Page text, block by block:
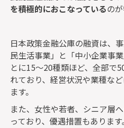
を積極的におこなっているの
日本政策金融公庫の融資は、
民生活事業」と「中小企業事
とに15〜20種類ほど、全部で
れており、経営状況や業種な
ます。
また、女性や若者、シニア層
っており、優遇措置もあります。